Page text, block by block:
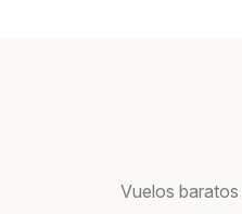
Vuelos